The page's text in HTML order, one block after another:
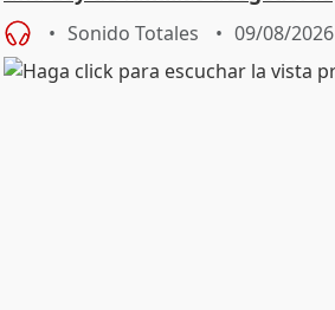
Sonido Totales 09/08/2026